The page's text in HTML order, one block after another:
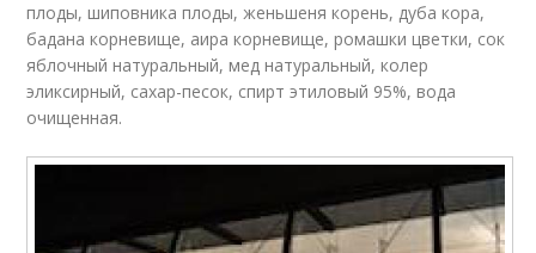
плоды, шиповника плоды, женьшеня корень, дуба кора,
бадана корневище, аира корневище, ромашки цветки, сок
яблочный натуральный, мед натуральный, колер
эликсирный, сахар-песок, спирт этиловый 95%, вода
очищенная.